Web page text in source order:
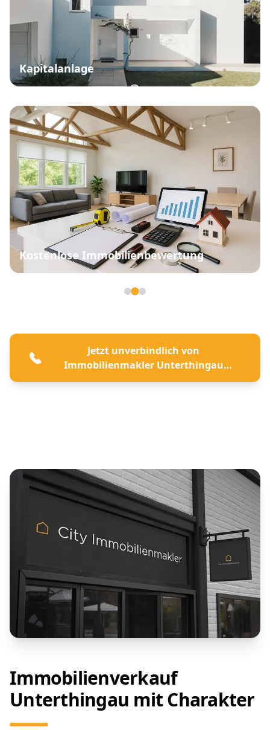
Kapitalanlage
Kostenlose Immobilienbewertung
Jetzt unverbindlich von
Immobilienmakler Unterthingau
beraten lassen
Immobilienverkauf
Unterthingau mit Charakter